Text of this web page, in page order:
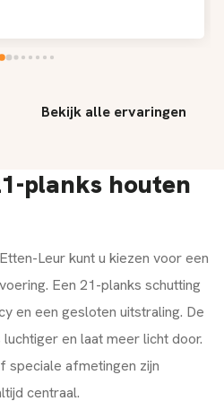
Bekijk alle ervaringen
planks houten
Leur kunt u kiezen voor een
Een 21-planks schutting
en een gesloten uitstraling. De
en laat meer licht door.
speciale afmetingen zijn
centraal.